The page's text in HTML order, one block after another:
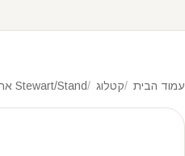
עמוד הבית קטלוג Stewart/Stand ארנק נרוסטה מינימליסטי - כסוף\שחור